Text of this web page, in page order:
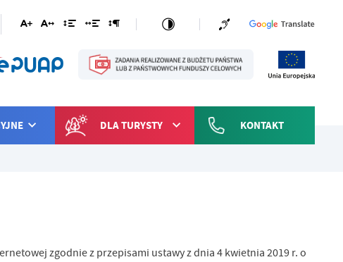
DLA TURYSTY KONTAKT
zgodnie z przepisami ustawy z dnia 4 kwietnia 2019 r. o